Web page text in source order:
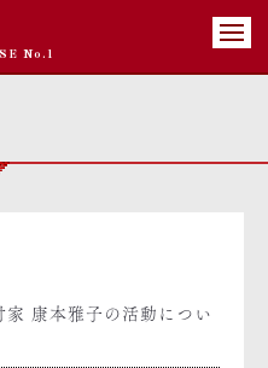
No.1
康本雅子の活動につい